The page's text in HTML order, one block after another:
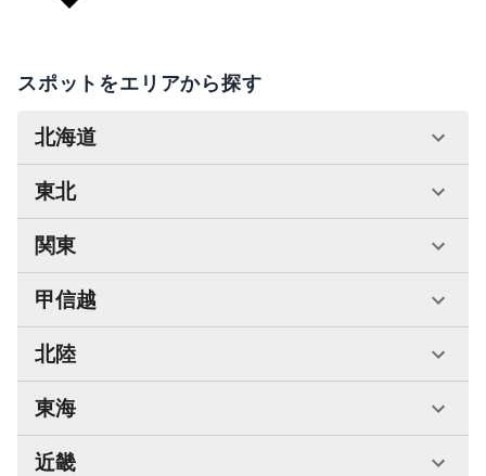
スポットをエリアから探す
北海道
東北
関東
甲信越
北陸
東海
近畿